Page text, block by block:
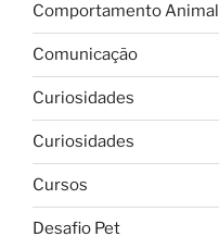
Comportamento Animal
Comunicação
Curiosidades
Curiosidades
Cursos
Desafio Pet